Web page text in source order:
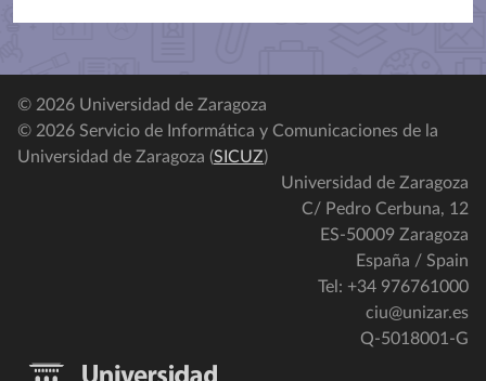
© 2026 Universidad de Zaragoza
© 2026 Servicio de Informática y Comunicaciones de la
Universidad de Zaragoza (SICUZ)
Universidad de Zaragoza
C/ Pedro Cerbuna, 12
ES-50009 Zaragoza
España / Spain
Tel: +34 976761000
ciu@unizar.es
Q-5018001-G